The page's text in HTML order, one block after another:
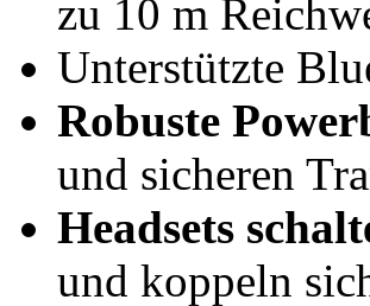
zu 10 m
Unterstützte
Robuste
und sicheren
Headsets
und koppeln